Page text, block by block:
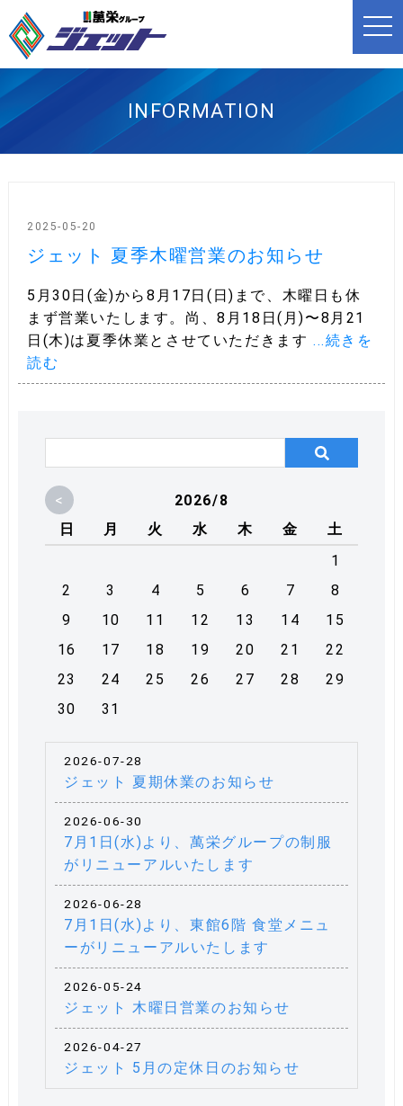
t
o
n
g
INFORMATION
2025-05-20
ジェット 夏季木曜営業のお知らせ
5月30日(金)から8月17日(日)まで、木曜日も休
まず営業いたします。尚、8月18日(月)〜8月21
日(木)は夏季休業とさせていただきます ...続きを
読む
<
2026/8
日
月 火 水 木 金
土
1
2
3 4 5 6 7
8
9
10 11 12 13 14
15
16
17 18 19 20 21
22
23
24 25 26 27 28
29
30
31
2026-07-28
ジェット 夏期休業のお知らせ
2026-06-30
7月1日(水)より、萬栄グループの制服
がリニューアルいたします
2026-06-28
7月1日(水)より、東館6階 食堂メニュ
ーがリニューアルいたします
2026-05-24
ジェット 木曜日営業のお知らせ
2026-04-27
ジェット 5月の定休日のお知らせ